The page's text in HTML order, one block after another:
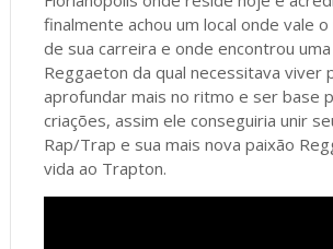
finalmente achou um local onde vale
de sua carreira e onde encontrou
Reggaeton da qual necessitava viver
aprofundar mais no ritmo e ser base
criações, assim ele conseguiria unir
Rap/Trap e sua mais nova paixão
vida ao Trapton.